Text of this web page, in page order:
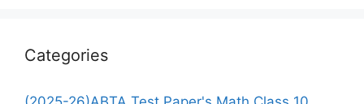
Categories